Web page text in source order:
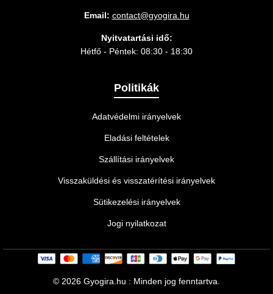
Email: contact@gyogira.hu
Nyitvatartási idő:
Hétfő - Péntek: 08:30 - 18:30
Politikák
Adatvédelmi irányelvek
Eladási feltételek
Szállítási irányelvek
Visszaküldési és visszatérítési irányelvek
Sütikezelési irányelvek
Jogi nyilatkozat
© 2026 Gyogira.hu : Minden jog fenntartva.